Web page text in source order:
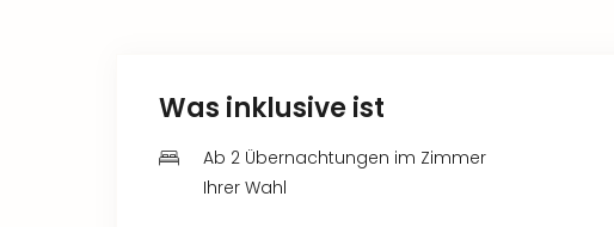
Was inklusive ist
Ab 2 Übernachtungen im Zimmer
Ihrer Wahl